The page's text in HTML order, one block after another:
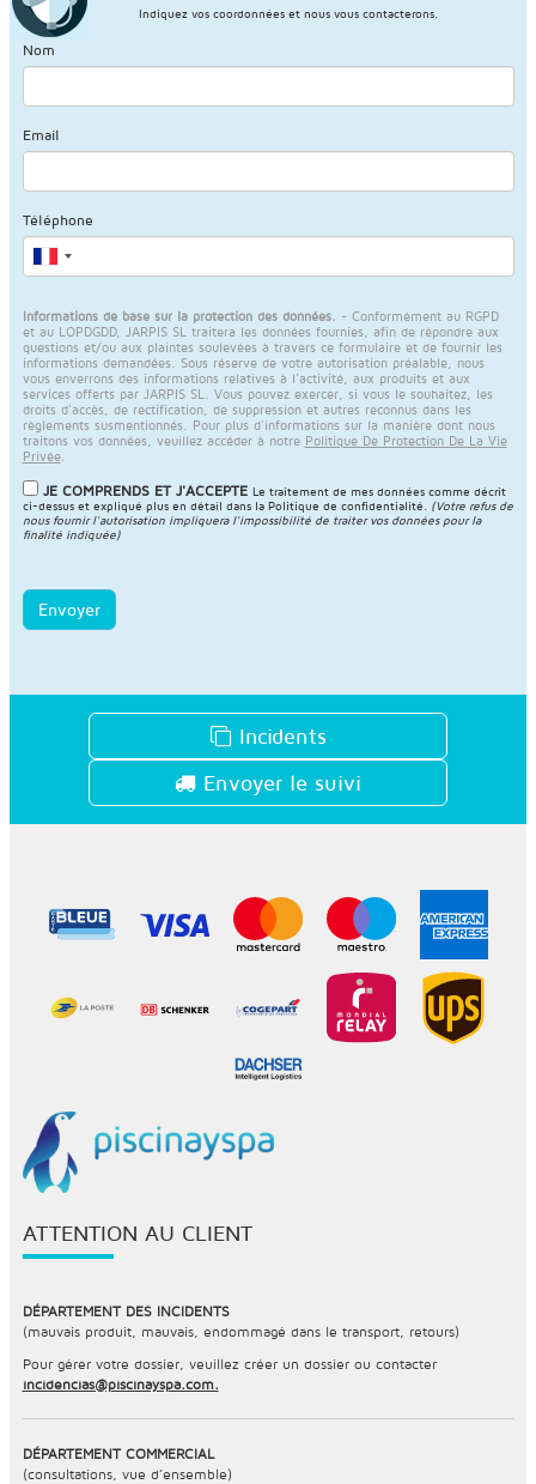
Indiquez vos coordonnées et nous vous contacterons.
Nom
Email
Téléphone
Informations de base sur la protection des données.
- Conformément au RGPD
et au LOPDGDD, JARPIS SL traitera les données fournies, afin de répondre aux
questions et/ou aux plaintes soulevées à travers ce formulaire et de fournir les
informations demandées. Sous réserve de votre autorisation préalable, nous
vous enverrons des informations relatives à l'activité, aux produits et aux
services offerts par JARPIS SL. Vous pouvez exercer, si vous le souhaitez, les
droits d'accès, de rectification, de suppression et autres reconnus dans les
règlements susmentionnés. Pour plus d'informations sur la manière dont nous
traitons vos données, veuillez accéder à notre Politique De Protection De La Vie
Privée.
JE COMPRENDS ET J'ACCEPTE Le traitement de mes données comme décrit
ci-dessus et expliqué plus en détail dans la Politique de confidentialité
(Votre refus de
nous fournir l'autorisation impliquera l'impossibilité de traiter vos données pour la
finalité indiquée)
Envoyer
Incidents
Envoyer le suivi
ATTENTION AU CLIENT
DÉPARTEMENT DES INCIDENTS
(mauvais produit, mauvais, endommagé dans le transport, retours)
Pour gérer votre dossier, veuillez créer un dossier ou contacter
incidencias@piscinayspa.com.
DÉPARTEMENT COMMERCIAL
(consultations, vue d’ensemble)